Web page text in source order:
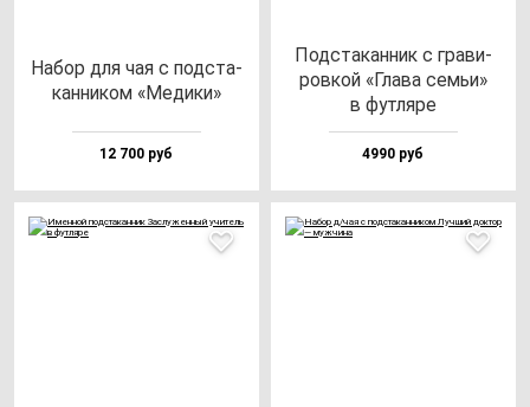
Набор для чая с под­ста­
кан­ни­ком «Меди­ки»
12 700 руб
Под­ста­кан­ник с гра­ви­
ров­кой «Гла­ва семьи»
в фут­ля­ре
4990 руб